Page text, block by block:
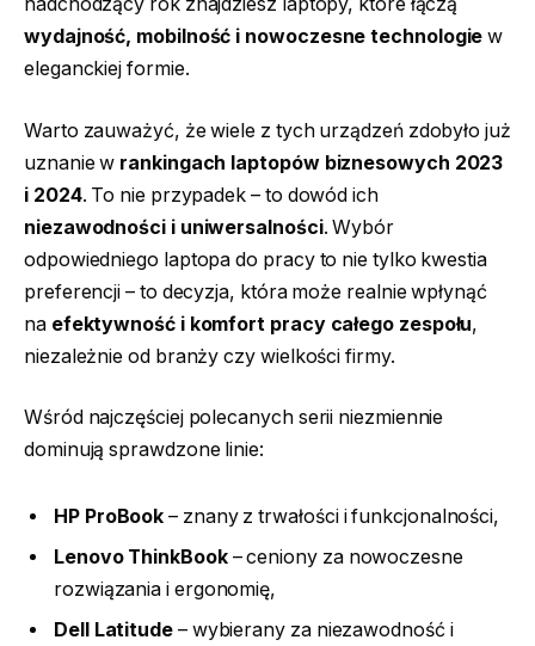
nadchodzący rok znajdziesz laptopy, które łączą
wydajność, mobilność i nowoczesne technologie w
eleganckiej formie.
Warto zauważyć, że wiele z tych urządzeń zdobyło już
uznanie w rankingach laptopów biznesowych 2023
i 2024. To nie przypadek – to dowód ich
niezawodności i uniwersalności. Wybór
odpowiedniego laptopa do pracy to nie tylko kwestia
preferencji – to decyzja, która może realnie wpłynąć
na efektywność i komfort pracy całego zespołu,
niezależnie od branży czy wielkości firmy.
Wśród najczęściej polecanych serii niezmiennie
dominują sprawdzone linie:
HP ProBook – znany z trwałości i funkcjonalności,
Lenovo ThinkBook– ceniony za nowoczesne
rozwiązania i ergonomię,
Dell Latitude– wybierany za niezawodność i